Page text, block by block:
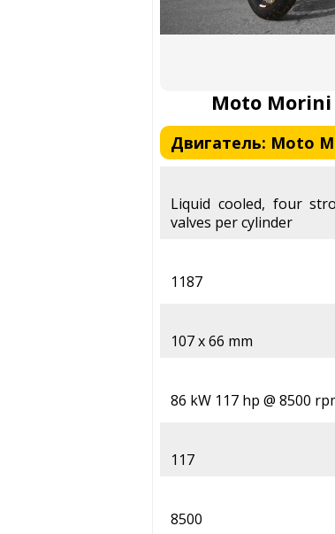
Moto Morini
Двигатель: Moto
Liquid cooled, four
valves per cylinder
1187
107 x 66 mm
86 kW 117 hp @ 8500
117
8500